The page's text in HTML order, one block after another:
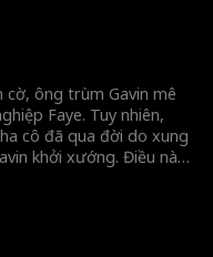
đẩy anh ra xa, cô dần
cờ, ông trùm Gavin mê
Faye. Tuy nhiên,
cô đã qua đời do xung
khởi xướng. Điều này
đẩy anh ra xa, cô dần